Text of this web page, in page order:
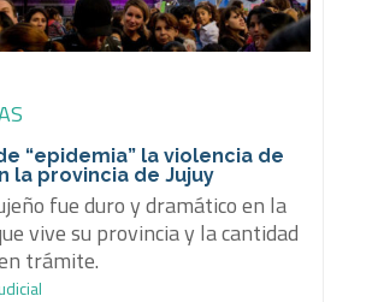
“epidemia” la violencia de
la provincia de Jujuy
fue duro y dramático en la
vive su provincia y la cantidad
trámite.